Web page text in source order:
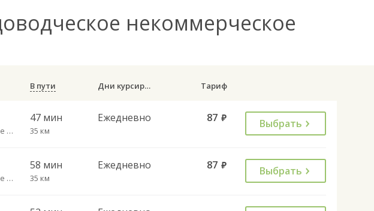
некоммерческое
В пути Дни курсирования Тариф
садоводческое некоммерческое товариществ
47 мин
35 км
Ежедневно 87 руб. Выбрать
садоводческое некоммерческое товариществ
58 мин
35 км
Ежедневно 87 руб. Выбрать